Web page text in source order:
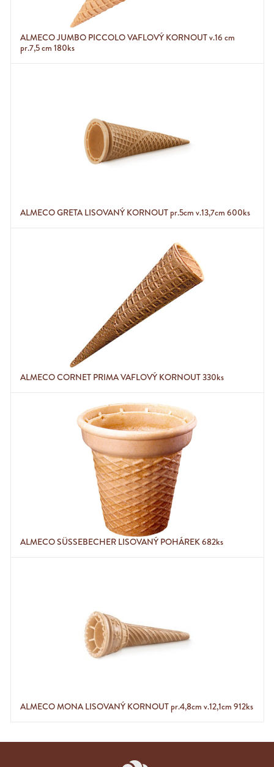
ALMECO JUMBO PICCOLO VAFLOVÝ KORNOUT v.16 cm
pr.7,5 cm 180ks
ALMECO GRETA LISOVANÝ KORNOUT pr.5cm v.13,7cm 600ks
ALMECO CORNET PRIMA VAFLOVÝ KORNOUT 330ks
ALMECO SÜSSEBECHER LISOVANÝ POHÁREK 682ks
ALMECO MONA LISOVANÝ KORNOUT pr.4,8cm v.12,1cm 912ks